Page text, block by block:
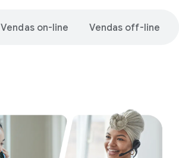
Vendas on-line Vendas off-line